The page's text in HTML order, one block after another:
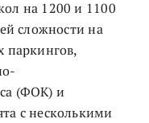
на 1200 и 1100
сложности на
паркингов,
(ФОК) и
с несколькими